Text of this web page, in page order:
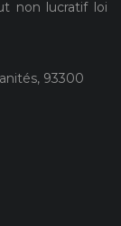
non lucratif loi
93300